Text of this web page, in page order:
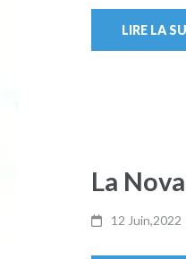
LIRE LA
La
12 Juin,2022